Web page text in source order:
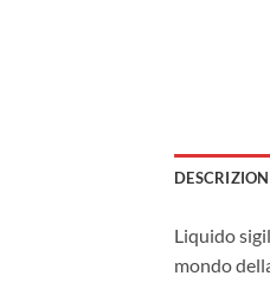
Liquido
mondo